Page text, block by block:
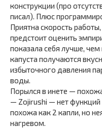
конструкции (про
писал). Плюс
Приятна скорость
предстоит оценить
показала себя лучше,
капуста получаются
избыточного давления
воды.
Порылся в инете —
— Zojirushi — нет функций
похожа как 2 капли, но
нагревом.